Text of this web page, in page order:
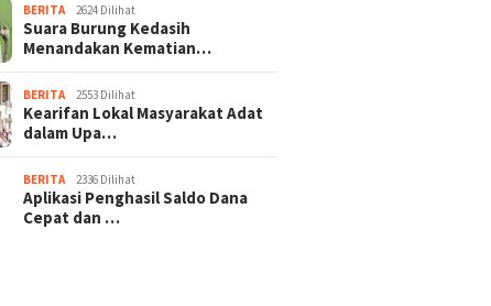
BERITA 2624 Dilihat
Suara Burung Kedasih
Menandakan Kematian…
BERITA 2553 Dilihat
Kearifan Lokal Masyarakat Adat
dalam Upa…
BERITA 2336 Dilihat
Aplikasi Penghasil Saldo Dana
Cepat dan …